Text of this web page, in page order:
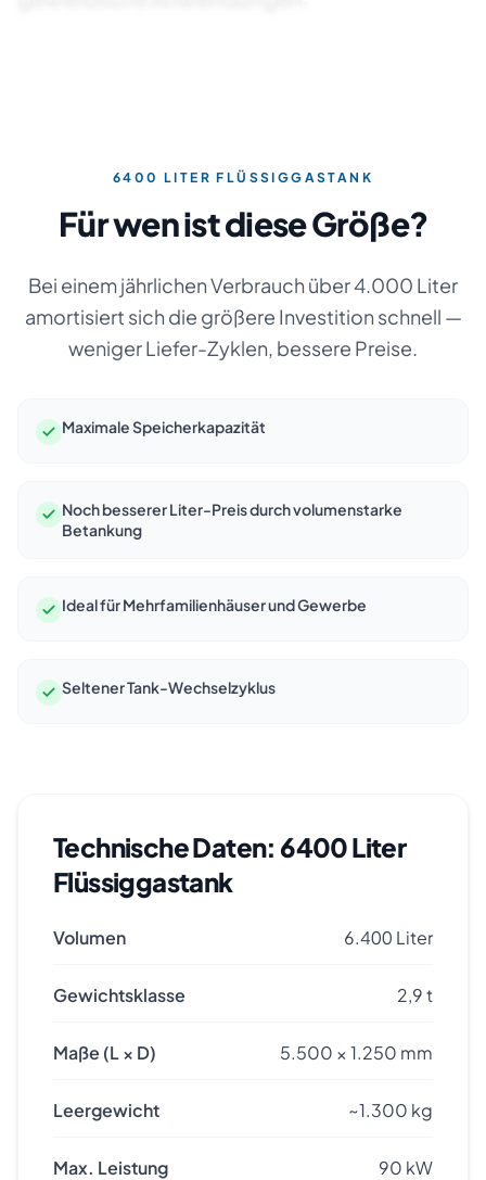
6400 LITER FLÜSSIGGASTANK
Für wen ist diese Größe?
Bei einem jährlichen Verbrauch über 4.000 Liter
amortisiert sich die größere Investition schnell —
weniger Liefer-Zyklen, bessere Preise.
Maximale Speicherkapazität
Noch besserer Liter-Preis durch volumenstarke
Betankung
Ideal für Mehrfamilienhäuser und Gewerbe
Seltener Tank-Wechselzyklus
Technische Daten: 6400Liter
Flüssiggastank
Volumen 6.400 Liter
Gewichtsklasse 2,9 t
Maße (L × D) 5.500 × 1.250 mm
Leergewicht ~1.300 kg
Max. Leistung 90 kW